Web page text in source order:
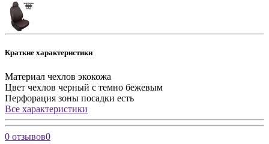
Краткие характеристики
Материал чехлов экокожа
Цвет чехлов черный с темно бежевым
Перфорация зоны посадки есть
Все характеристики
0 отзывов0